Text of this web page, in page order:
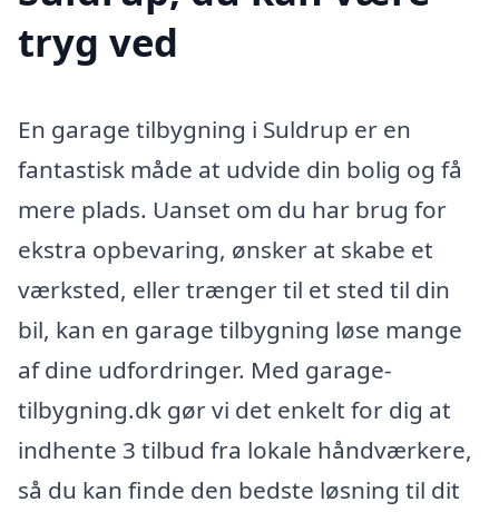
tryg ved
En garage tilbygning i Suldrup er en
fantastisk måde at udvide din bolig og få
mere plads. Uanset om du har brug for
ekstra opbevaring, ønsker at skabe et
værksted, eller trænger til et sted til din
bil, kan en garage tilbygning løse mange
af dine udfordringer. Med garage-
tilbygning.dk gør vi det enkelt for dig at
indhente 3 tilbud fra lokale håndværkere,
så du kan finde den bedste løsning til dit